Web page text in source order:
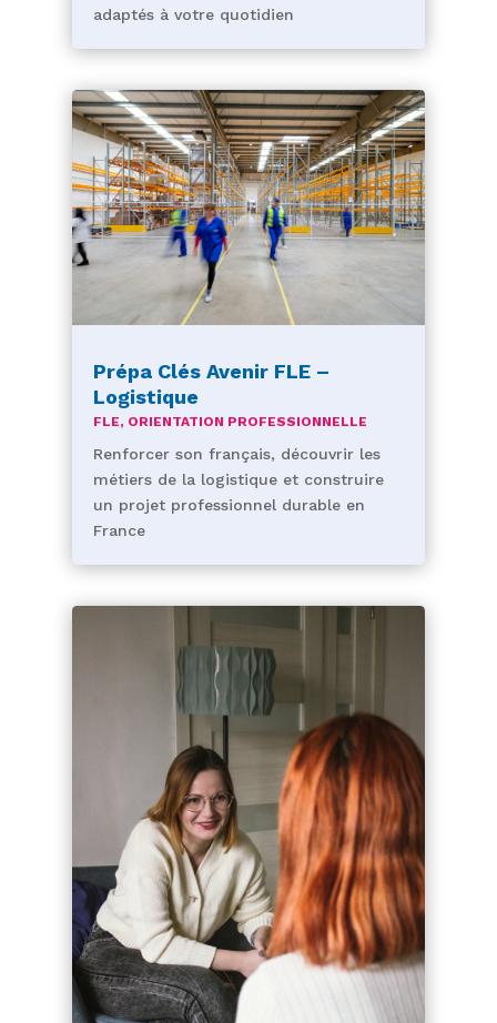
adaptés à votre quotidien
Prépa Clés Avenir FLE –
Logistique
FLE, ORIENTATION PROFESSIONNELLE
Renforcer son français, découvrir les
métiers de la logistique et construire
un projet professionnel durable en
France